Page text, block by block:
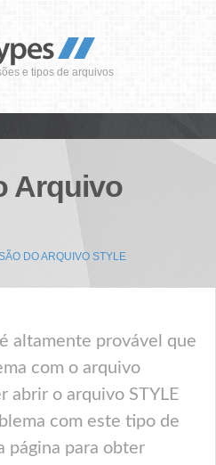
e tipos de arquivos
Arquivo
DO ARQUIVO STYLE
altamente provável que
com o arquivo
abrir o arquivo STYLE
com este tipo de
página para obter